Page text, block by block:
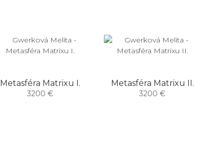
Metasféra Matrixu I.
3200 €
Metasféra Matrixu II.
3200 €